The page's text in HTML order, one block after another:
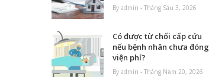
By admin - Tháng Sáu 3, 2026
Có được từ chối cấp cứu
nếu bệnh nhân chưa đóng
viện phí?
By admin - Tháng Năm 20, 2026